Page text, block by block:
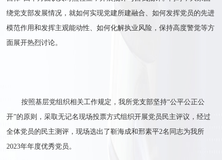
绕党支部发展情况，就如何实现党建所建融合、如何发挥党员的先进
模范作用和发挥主观能动性、如何化解执业风险，保持高度警觉等方
面展开热烈讨论。
按照基层党组织相关工作规定，我所党支部坚持“公平公正公
开”的原则，采取无记名现场投票方式组织开展党员民主评议，经过
全体党员的民主测评，现场选出了靳海成和邢素平2名同志为我所
2023年年度优秀党员。